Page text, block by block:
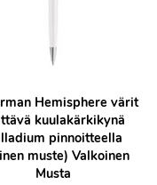
Hemisphere värit
kuulakärkikynä
pinnoitteella
muste) Valkoinen
Musta